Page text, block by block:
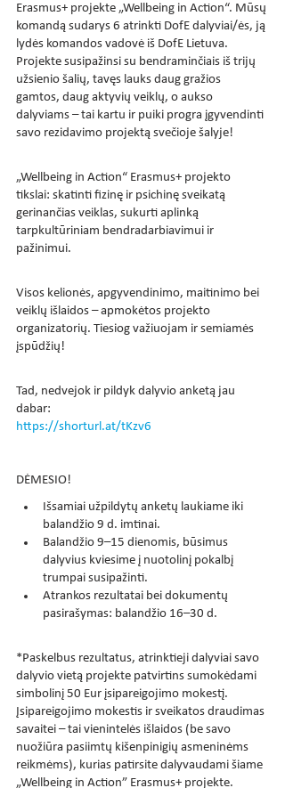
Erasmus+ projekte „Wellbeing in Action“. Mūsų
komandą sudarys 6 atrinkti DofE dalyviai/ės, ją
lydės komandos vadovė iš DofE Lietuva.
Projekte susipažinsi su bendraminčiais iš trijų
užsienio šalių, tavęs lauks daug gražios
gamtos, daug aktyvių veiklų, o aukso
dalyviams – tai kartu ir puiki progra įgyvendinti
savo rezidavimo projektą svečioje šalyje!
„Wellbeing in Action“ Erasmus+ projekto
tikslai: skatinti fizinę ir psichinę sveikatą
gerinančias veiklas, sukurti aplinką
tarpkultūriniam bendradarbiavimui ir
pažinimui.
Visos kelionės, apgyvendinimo, maitinimo bei
veiklų išlaidos – apmokėtos projekto
organizatorių. Tiesiog važiuojam ir semiamės
įspūdžių!
Tad, nedvejok ir pildyk dalyvio anketą jau
dabar:
https://shorturl.at/tKzv6
DĖMESIO!
Išsamiai užpildytų anketų laukiame iki
balandžio 9 d. imtinai.
Balandžio 9–15 dienomis, būsimus
dalyvius kviesime į nuotolinį pokalbį
trumpai susipažinti.
Atrankos rezultatai bei dokumentų
pasirašymas: balandžio 16–30 d.
*Paskelbus rezultatus, atrinktieji dalyviai savo
dalyvio vietą projekte patvirtins sumokėdami
simbolinį 50 Eur įsipareigojimo mokestį.
Įsipareigojimo mokestis ir sveikatos draudimas
savaitei – tai vienintelės išlaidos (be savo
nuožiūra pasiimtų kišenpinigių asmeninėms
reikmėms), kurias patirsite dalyvaudami šiame
„Wellbeing in Action” Erasmus+ projekte.